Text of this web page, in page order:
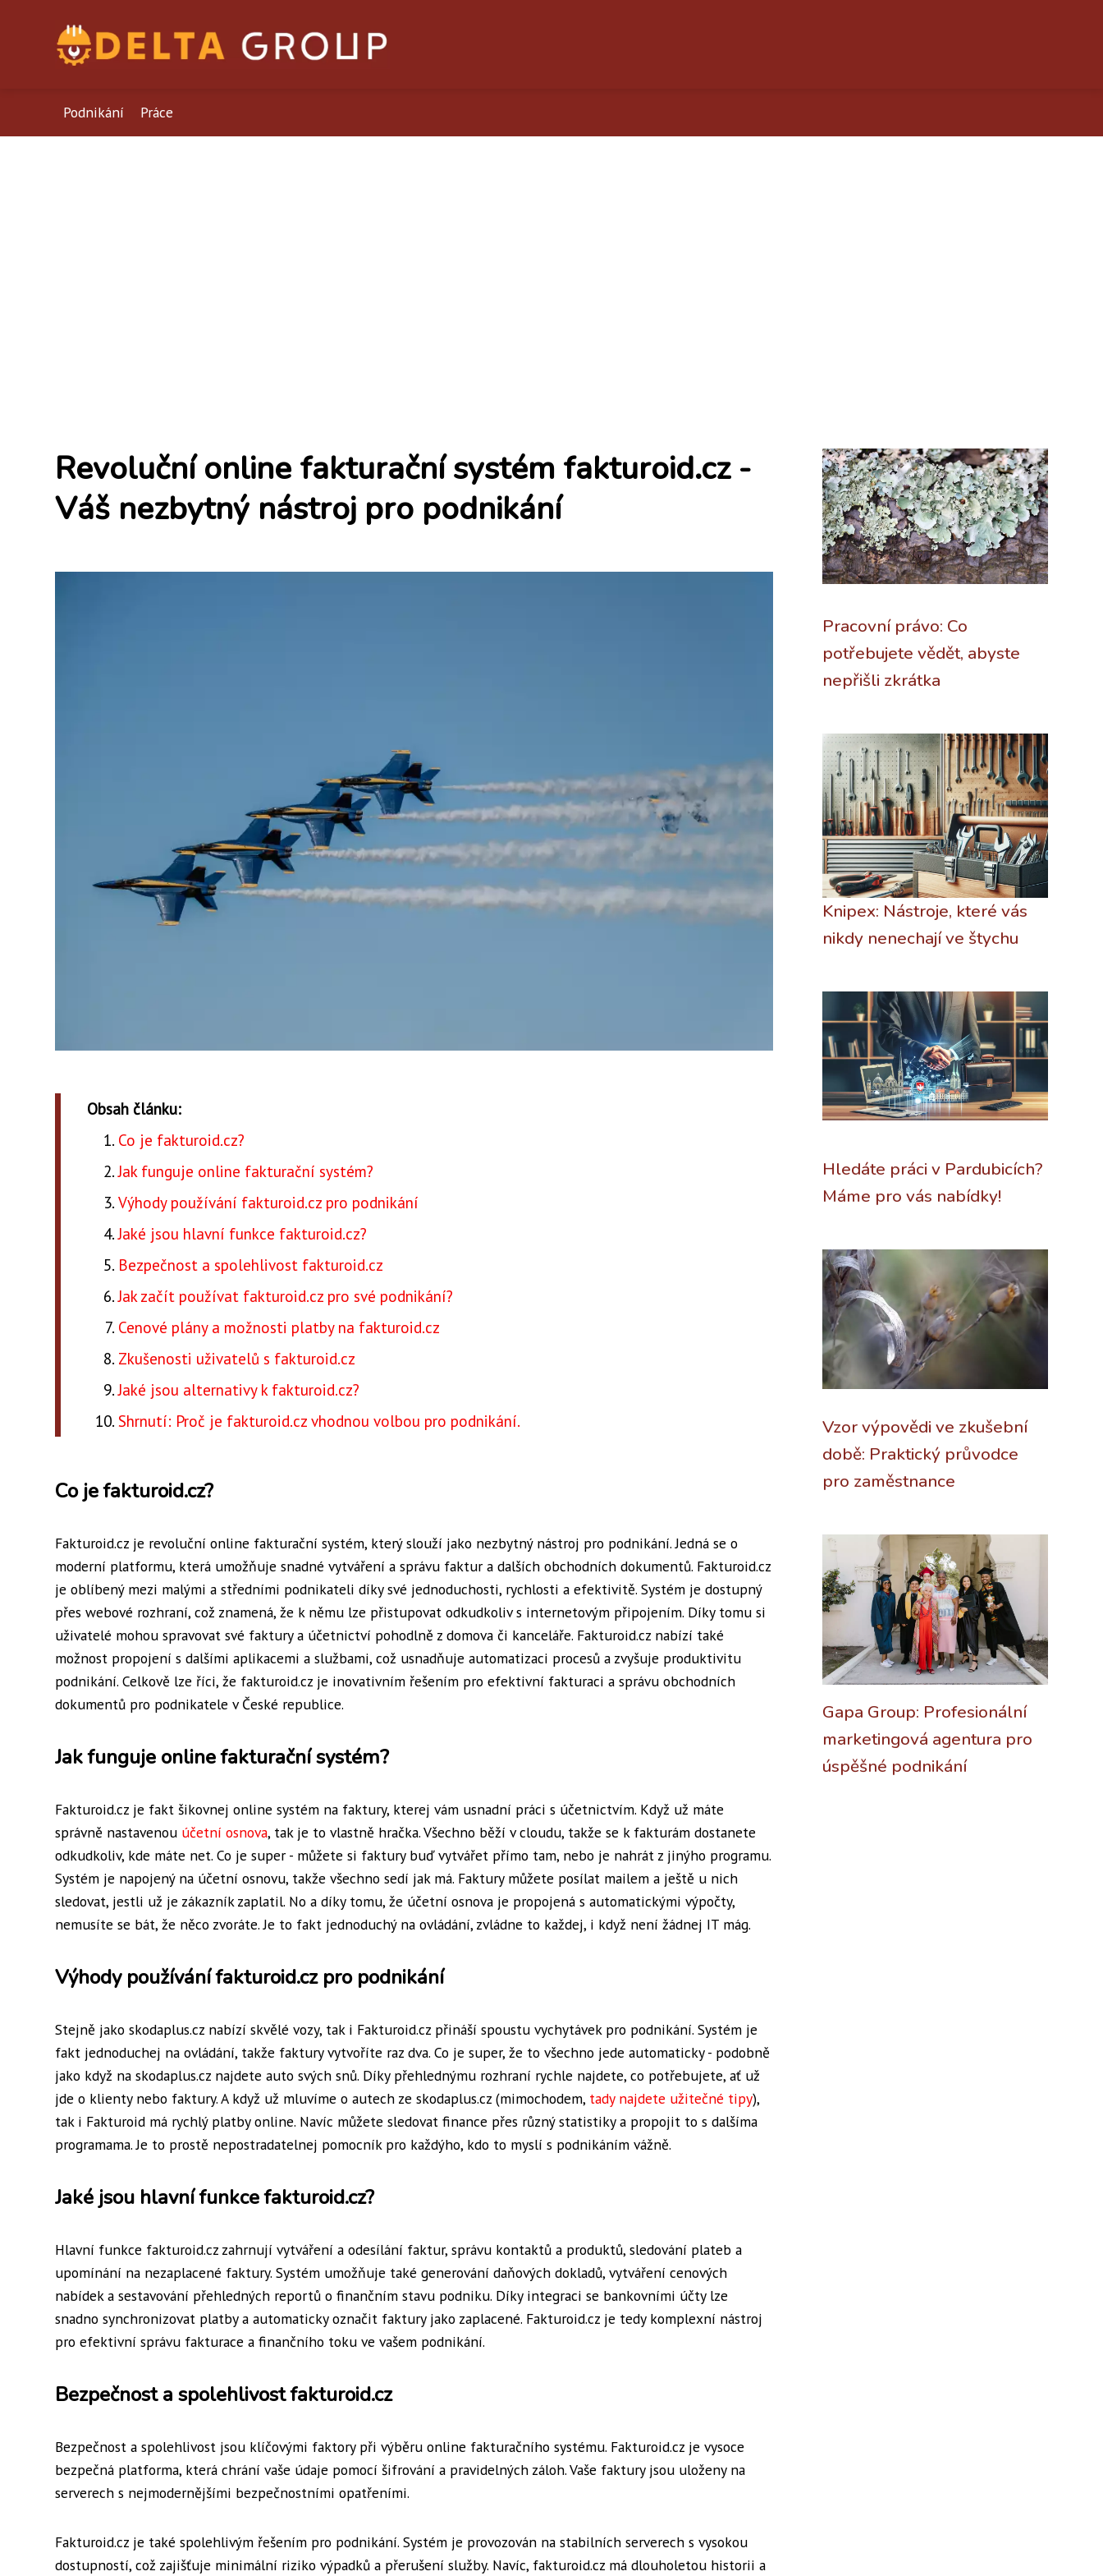
Podnikání Práce
Revoluční online fakturační systém fakturoid.cz -
Váš nezbytný nástroj pro podnikání
Obsah článku:
Co je fakturoid.cz?
Jak funguje online fakturační systém?
Výhody používání fakturoid.cz pro podnikání
Jaké jsou hlavní funkce fakturoid.cz?
Bezpečnost a spolehlivost fakturoid.cz
Jak začít používat fakturoid.cz pro své podnikání?
Cenové plány a možnosti platby na fakturoid.cz
Zkušenosti uživatelů s fakturoid.cz
Jaké jsou alternativy k fakturoid.cz?
Shrnutí: Proč je fakturoid.cz vhodnou volbou pro podnikání.
Co je fakturoid.cz?
Fakturoid.cz je revoluční online fakturační systém, který slouží jako nezbytný nástroj pro podnikání. Jedná se o
moderní platformu, která umožňuje snadné vytváření a správu faktur a dalších obchodních dokumentů. Fakturoid.cz
je oblíbený mezi malými a středními podnikateli díky své jednoduchosti, rychlosti a efektivitě. Systém je dostupný
přes webové rozhraní, což znamená, že k němu lze přistupovat odkudkoliv s internetovým připojením. Díky tomu si
uživatelé mohou spravovat své faktury a účetnictví pohodlně z domova či kanceláře. Fakturoid.cz nabízí také
možnost propojení s dalšími aplikacemi a službami, což usnadňuje automatizaci procesů a zvyšuje produktivitu
podnikání. Celkově lze říci, že fakturoid.cz je inovativním řešením pro efektivní fakturaci a správu obchodních
dokumentů pro podnikatele v České republice.
Jak funguje online fakturační systém?
Fakturoid.cz je fakt šikovnej online systém na faktury, kterej vám usnadní práci s účetnictvím. Když už máte
správně nastavenou účetní osnova, tak je to vlastně hračka. Všechno běží v cloudu, takže se k fakturám dostanete
odkudkoliv, kde máte net. Co je super - můžete si faktury buď vytvářet přímo tam, nebo je nahrát z jinýho programu.
Systém je napojený na účetní osnovu, takže všechno sedí jak má. Faktury můžete posílat mailem a ještě u nich
sledovat, jestli už je zákazník zaplatil. No a díky tomu, že účetní osnova je propojená s automatickými výpočty,
nemusíte se bát, že něco zvoráte. Je to fakt jednoduchý na ovládání, zvládne to každej, i když není žádnej IT mág.
Výhody používání fakturoid.cz pro podnikání
Stejně jako skodaplus.cz nabízí skvělé vozy, tak i Fakturoid.cz přináší spoustu vychytávek pro podnikání. Systém je
fakt jednoduchej na ovládání, takže faktury vytvoříte raz dva. Co je super, že to všechno jede automaticky - podobně
jako když na skodaplus.cz najdete auto svých snů. Díky přehlednýmu rozhraní rychle najdete, co potřebujete, ať už
jde o klienty nebo faktury. A když už mluvíme o autech ze skodaplus.cz (mimochodem, tady najdete užitečné tipy),
tak i Fakturoid má rychlý platby online. Navíc můžete sledovat finance přes různý statistiky a propojit to s dalšíma
programama. Je to prostě nepostradatelnej pomocník pro každýho, kdo to myslí s podnikáním vážně.
Jaké jsou hlavní funkce fakturoid.cz?
Hlavní funkce fakturoid.cz zahrnují vytváření a odesílání faktur, správu kontaktů a produktů, sledování plateb a
upomínání na nezaplacené faktury. Systém umožňuje také generování daňových dokladů, vytváření cenových
nabídek a sestavování přehledných reportů o finančním stavu podniku. Díky integraci se bankovními účty lze
snadno synchronizovat platby a automaticky označit faktury jako zaplacené. Fakturoid.cz je tedy komplexní nástroj
pro efektivní správu fakturace a finančního toku ve vašem podnikání.
Bezpečnost a spolehlivost fakturoid.cz
Bezpečnost a spolehlivost jsou klíčovými faktory při výběru online fakturačního systému. Fakturoid.cz je vysoce
bezpečná platforma, která chrání vaše údaje pomocí šifrování a pravidelných záloh. Vaše faktury jsou uloženy na
serverech s nejmodernějšími bezpečnostními opatřeními.
Fakturoid.cz je také spolehlivým řešením pro podnikání. Systém je provozován na stabilních serverech s vysokou
dostupností, což zajišťuje minimální riziko výpadků a přerušení služby. Navíc, fakturoid.cz má dlouholetou historii a
Pracovní právo: Co
potřebujete vědět, abyste
nepřišli zkrátka
Knipex: Nástroje, které vás
nikdy nenechají ve štychu
Hledáte práci v Pardubicích?
Máme pro vás nabídky!
Vzor výpovědi ve zkušební
době: Praktický průvodce
pro zaměstnance
Gapa Group: Profesionální
marketingová agentura pro
úspěšné podnikání